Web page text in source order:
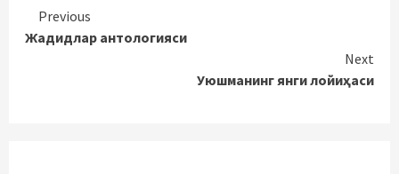
Continue
Reading
Previous
Жадидлар антологияси
Next
Уюшманинг янги лойиҳаси